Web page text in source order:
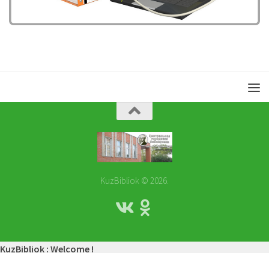
KuzBibliok © 2026.
KuzBibliok : Welcome !